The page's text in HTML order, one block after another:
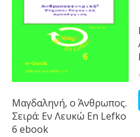
Μαγδαληνή, ο Άνθρωπος.
Σειρά: Εν Λευκώ En Lefko
6 ebook